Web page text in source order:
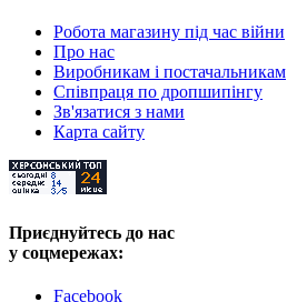
Робота магазину під час війни
Про нас
Виробникам і постачальникам
Співпраця по дропшипінгу
Зв'язатися з нами
Карта сайту
Приєднуйтесь до нас
у соцмережах:
Facebook